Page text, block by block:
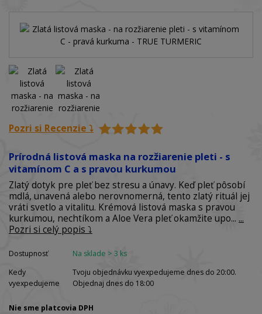
Pozri si Recenzie ⤵️
Prírodná listová maska na rozžiarenie pleti - s
vitamínom C a s pravou kurkumou
Zlatý dotyk pre pleť bez stresu a únavy. Keď pleť pôsobí
mdlá, unavená alebo nerovnomerná, tento zlatý rituál jej
vráti svetlo a vitalitu. Krémová listová maska s pravou
kurkumou, nechtíkom a Aloe Vera pleť okamžite upo... ...
Pozri si celý popis ⤵️
Dostupnosť
Na sklade > 3 ks
Kedy
vyexpedujeme
Tvoju objednávku vyexpedujeme dnes do 20:00.
Objednaj dnes do 18:00
Nie sme platcovia DPH